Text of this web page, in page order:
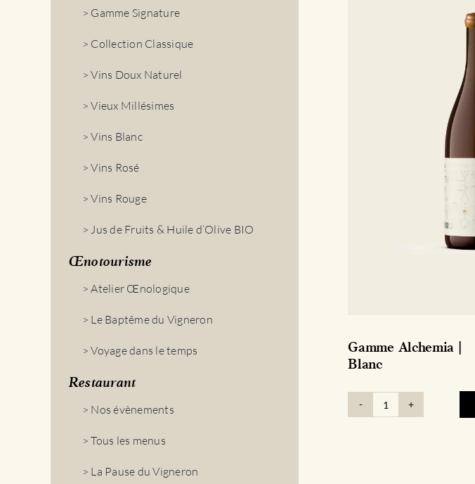
> Gamme Signature
> Collection Classique
> Vins Doux Naturel
> Vieux Millésimes
> Vins Blanc
> Vins Rosé
> Vins Rouge
> Jus de Fruits & Huile d’Olive BIO
Œnotourisme
> Atelier Œnologique
> Le Baptême du Vigneron
> Voyage dans le temps
Restaurant
> Nos évènements
> Tous les menus
> La Pause du Vigneron
Gamme Alchemia |
Blanc
quantité